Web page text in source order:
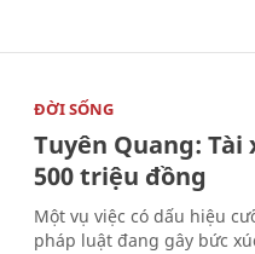
ĐỜI SỐNG
Tuyên Quang:
500 triệu đồng
Một vụ việc có dấu hiệu
pháp luật đang gây bức